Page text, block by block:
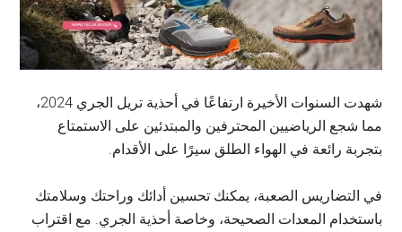
شهدت السنوات الأخيرة ارتفاعًا في أحذية تريل الجري 2024،
مما شجع الرياضيين المحترفين والمبتدئين على الاستمتاع
بتجربة رائعة في الهواء الطلق سيرًا على الأقدام.
في التضاريس الصعبة، يمكنك تحسين أدائك وراحتك وسلامتك
باستخدام المعدات الصحيحة، وخاصة أحذية الجري. مع اقتراب